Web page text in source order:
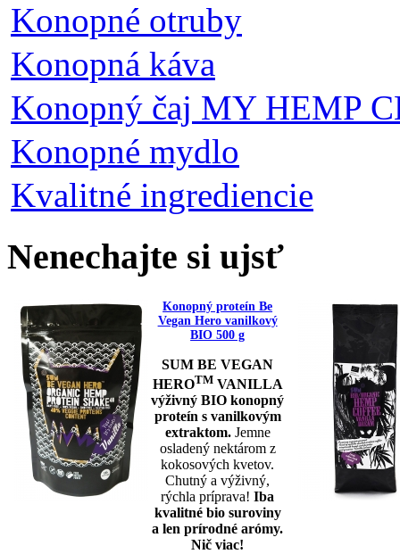
Konopné otruby
Konopná káva
Konopný čaj MY HEMP
Konopné mydlo
Kvalitné ingrediencie
Nenechajte si ujsť
Konopný proteín Be
Vegan Hero vanilkový
BIO 500 g
SUM BE VEGAN
HEROTMVANILLA
výživný BIO konopný
proteín s vanilkovým
extraktom. Jemne
osladený nektárom z
kokosových kvetov.
Chutný a výživný,
rýchla príprava!Iba
kvalitné bio suroviny
a len prírodné arómy.
Nič viac!